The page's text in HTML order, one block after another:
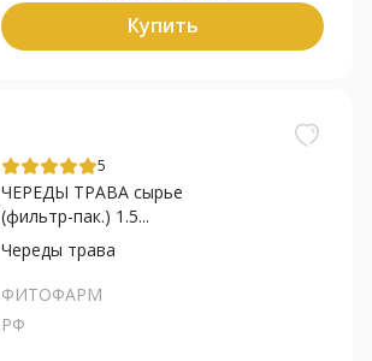
Купить
5
ЧЕРЕДЫ ТРАВА сырье
(фильтр-пак.) 1.5...
Череды трава
ФИТОФАРМ
РФ